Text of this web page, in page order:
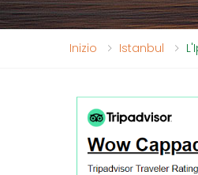
Inizio Istanbul